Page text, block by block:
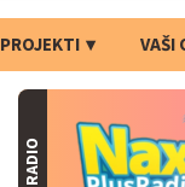
PROJEKTI VAŠI
RADIO